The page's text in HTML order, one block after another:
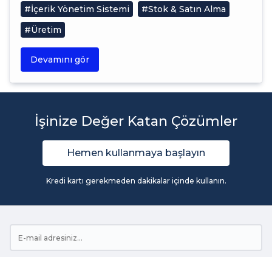
#İçerik Yönetim Sistemi
#Stok & Satın Alma
#Üretim
Devamını gör
İşinize Değer Katan Çözümler
Hemen kullanmaya başlayın
Kredi kartı gerekmeden dakikalar içinde kullanın.